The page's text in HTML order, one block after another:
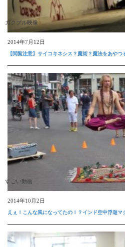
ガクブル映像
2014年7月12日
【閲覧注意】サイコキネシス？魔術？魔法をあや
すごい動画
2014年10月2日
えぇ！こんな風になってたの！？インド空中浮遊マ